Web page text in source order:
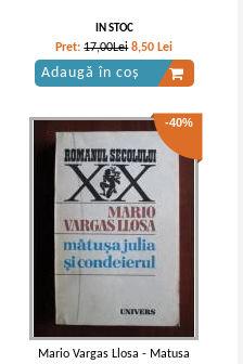
IN STOC
Pret:17,00Lei 8,50 Lei
Adaugă în coș
-40%
Mario Vargas Llosa - Matusa